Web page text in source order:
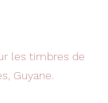
les timbres de
Guyane.